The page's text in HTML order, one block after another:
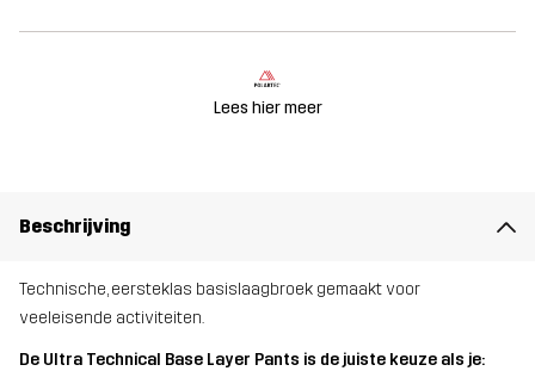
Lees hier meer
Beschrijving
Technische, eersteklas basislaagbroek gemaakt voor
veeleisende activiteiten.
De Ultra Technical Base Layer Pants is de juiste keuze als je: